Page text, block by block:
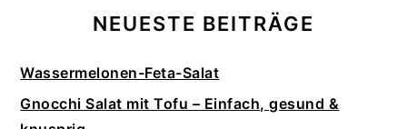
NEUESTE BEITRÄGE
Wassermelonen-Feta-Salat
Gnocchi Salat mit Tofu – Einfach, gesund &